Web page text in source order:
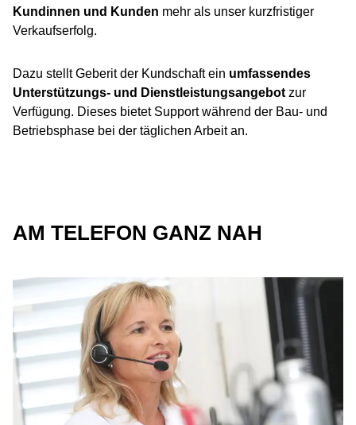
Kundinnen und Kunden mehr als unser kurzfristiger
Verkaufserfolg.
Dazu stellt Geberit der Kundschaft ein umfassendes
Unterstützungs- und Dienstleistungsangebot zur
Verfügung. Dieses bietet Support während der Bau- und
Betriebsphase bei der täglichen Arbeit an.
AM TELEFON GANZ NAH